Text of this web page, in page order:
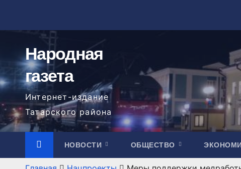
содержимому
Народная
газета
Интернет-издание
Татарского района
НОВОСТИ ОБЩЕСТВО